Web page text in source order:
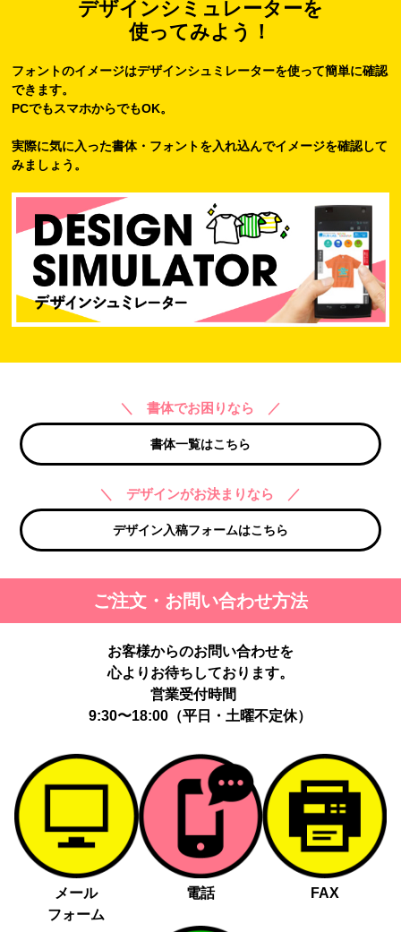
デザインシミュレーターを
使ってみよう！
フォントのイメージはデザインシュミレーターを使って簡単に確認
できます。
PCでもスマホからでもOK。
実際に気に入った書体・フォントを入れ込んでイメージを確認して
みましょう。
＼ 書体でお困りなら ／
書体一覧はこちら
＼ デザインがお決まりなら ／
デザイン入稿フォームはこちら
ご注文・お問い合わせ方法
お客様からのお問い合わせを
心よりお待ちしております。
営業受付時間
9:30〜18:00（平日・土曜不定休）
メール
フォーム
電話 FAX